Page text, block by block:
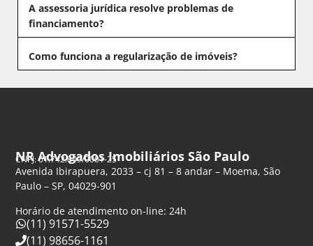
A assessoria jurídica resolve problemas de
financiamento?
Como funciona a regularização de imóveis?
NR Advogados Imobiliários São Paulo
CNPJ: 61.742.849/0001-25
Avenida Ibirapuera, 2033 – cj 81 – 8 andar – Moema, São
Paulo – SP, 04029-901
Horário de atendimento on-line: 24h
(11) 91571-5529
(11) 98656-1161